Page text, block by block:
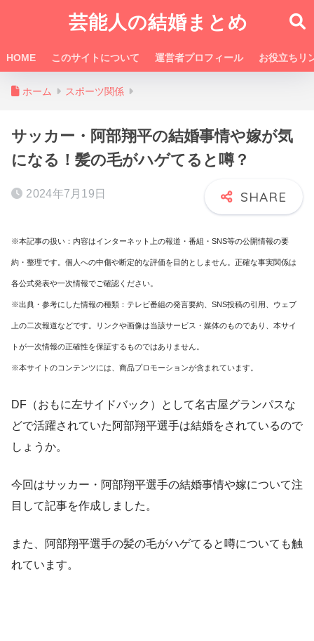
芸能人の結婚まとめ
HOME このサイトについて 運営者プロフィール お役立ちリ
ホーム スポーツ関係
サッカー・阿部翔平の結婚事情や嫁が気
になる！髪の毛がハゲてると噂？
2024年7月19日
※本記事の扱い：内容はインターネット上の報道・番組・SNS等の公開情報の要
約・整理です。個人への中傷や断定的な評価を目的としません。正確な事実関係は
各公式発表や一次情報でご確認ください。
※出典・参考にした情報の種類：テレビ番組の発言要約、SNS投稿の引用、ウェブ
上の二次報道などです。リンクや画像は当該サービス・媒体のものであり、本サイ
トが一次情報の正確性を保証するものではありません。
※本サイトのコンテンツには、商品プロモーションが含まれています。
DF（おもに左サイドバック）として名古屋グランパスな
どで活躍されていた阿部翔平選手は結婚をされているので
しょうか。
今回はサッカー・阿部翔平選手の結婚事情や嫁について注
目して記事を作成しました。
また、阿部翔平選手の髪の毛がハゲてると噂についても触
れています。